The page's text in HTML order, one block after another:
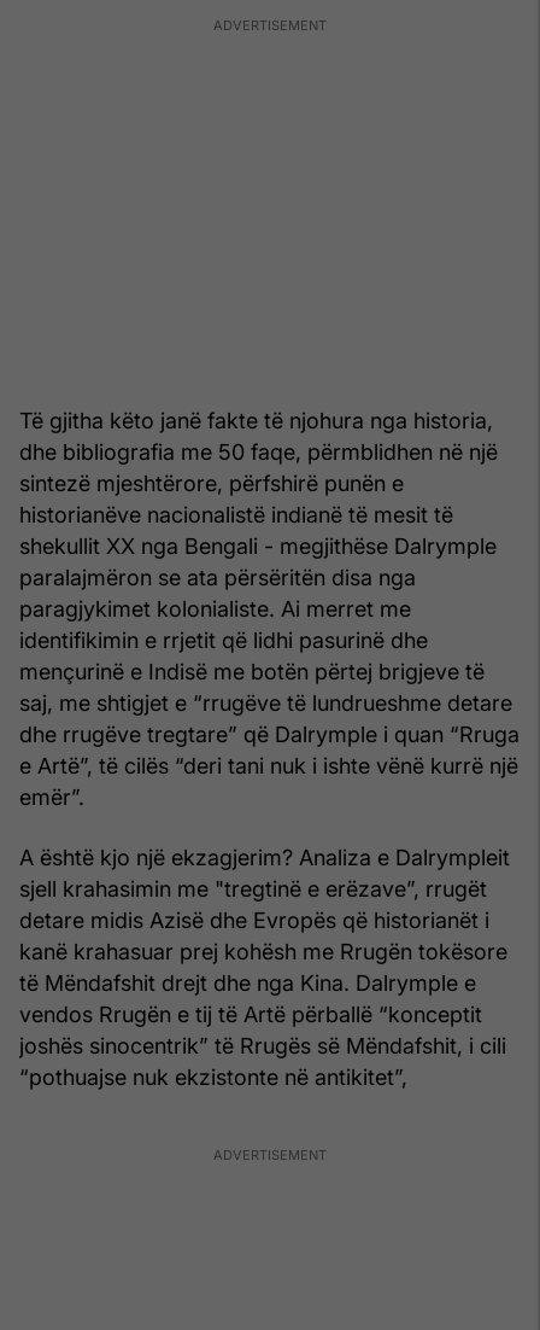
Të gjitha këto janë fakte të njohura nga historia,
dhe bibliografia me 50 faqe, përmblidhen në një
sintezë mjeshtërore, përfshirë punën e
historianëve nacionalistë indianë të mesit të
shekullit XX nga Bengali - megjithëse Dalrymple
paralajmëron se ata përsëritën disa nga
paragjykimet kolonialiste. Ai merret me
identifikimin e rrjetit që lidhi pasurinë dhe
mençurinë e Indisë me botën përtej brigjeve të
saj, me shtigjet e “rrugëve të lundrueshme detare
dhe rrugëve tregtare” që Dalrymple i quan “Rruga
e Artë”, të cilës “deri tani nuk i ishte vënë kurrë një
emër”.
A është kjo një ekzagjerim? Analiza e Dalrympleit
sjell krahasimin me "tregtinë e erëzave”, rrugët
detare midis Azisë dhe Evropës që historianët i
kanë krahasuar prej kohësh me Rrugën tokësore
të Mëndafshit drejt dhe nga Kina. Dalrymple e
vendos Rrugën e tij të Artë përballë “konceptit
joshës sinocentrik” të Rrugës së Mëndafshit, i cili
“pothuajse nuk ekzistonte në antikitet”,